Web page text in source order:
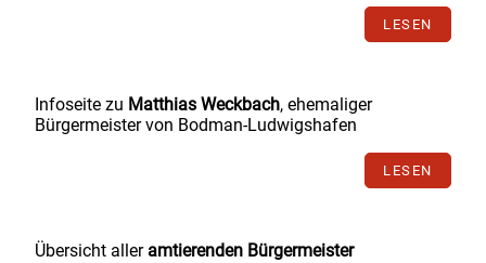
LESEN
Infoseite zu Matthias Weckbach, ehemaliger
Bürgermeister von Bodman-Ludwigshafen
LESEN
Übersicht aller amtierenden Bürgermeister